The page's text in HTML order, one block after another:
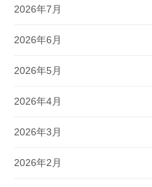
2026年7月
2026年6月
2026年5月
2026年4月
2026年3月
2026年2月